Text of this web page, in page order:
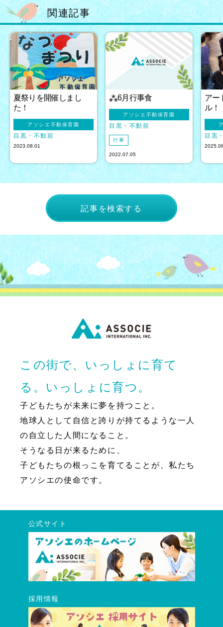
関連記事
夏祭りを開催しまし
た！
アソシエ不動保育園
目黒 不動前
2023.08.01
⁂6月行事食
アソシエ不動保育園
目黒 不動前
行事
2022.07.05
アー
ル！
目黒
記事を検索する
この街で、いっしょに育て
る。いっしょに育つ。
子どもたちが未来に夢を持つこと。
地球人として自信と誇りが持てるような一人
の自立した人間になること。
そうなる日が来るために、
子どもたちの根っこを育てることが、私たち
アソシエの使命です。
公式サイト
採用情報